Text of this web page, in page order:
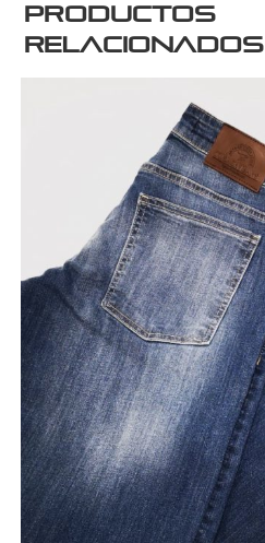
Productos
relacionados